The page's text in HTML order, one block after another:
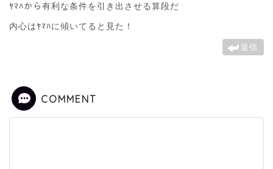
ﾔﾏﾊから有利な条件を引き出させる算段だ
内心はﾔﾏﾊに傾いてると見た！
返信
COMMENT